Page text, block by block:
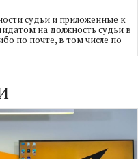
судьи и приложенные к
на должность судьи в
по почте, в том числе по